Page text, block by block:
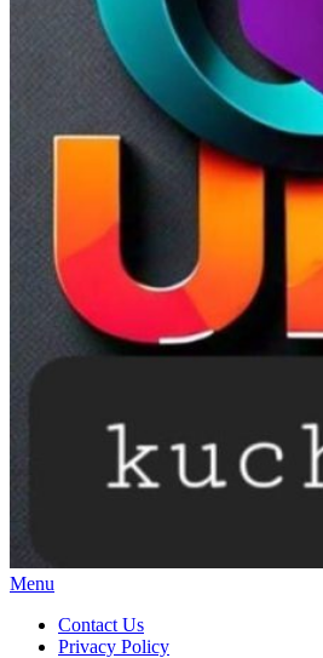
Menu
Contact Us
Privacy Policy